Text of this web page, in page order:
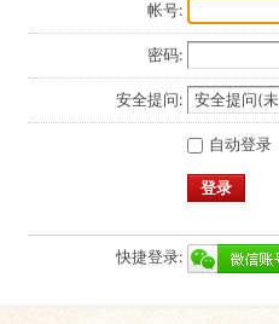
帐号:
密码:
安全提问:
自动登录
登录
快捷登录: